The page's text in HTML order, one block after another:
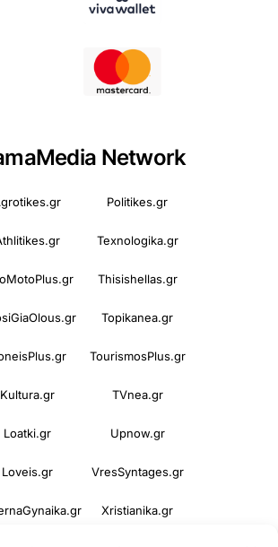
Network
Politikes.gr
Texnologika.gr
Thisishellas.gr
Topikanea.gr
TourismosPlus.gr
Kultura.gr TVnea.gr
Loatki.gr Upnow.gr
Loveis.gr VresSyntages.gr
Xristianika.gr